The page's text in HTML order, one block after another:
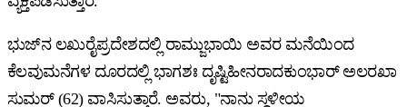
ಭುಜ್‌ನ ಲಖುರೈಪ್ರದೇಶದಲ್ಲಿ ರಾಮ್ಜುಭಾಯಿ ಅವರ ಮನೆಯಿಂದ
ಕೆಲವುಮನೆಗಳ ದೂರದಲ್ಲಿ ಭಾಗಶಃ ದೃಷ್ಟಿಹೀನರಾದಕುಂಭಾರ್ ಅಲರಖಾ
ಸುಮರ್ (62) ವಾಸಿಸುತ್ತಾರೆ. ಅವರು, "ನಾನು ಸ್ಥಳೀಯ